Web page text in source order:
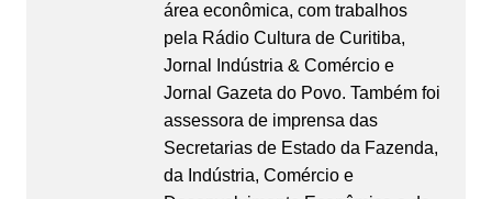
área econômica, com trabalhos
pela Rádio Cultura de Curitiba,
Jornal Indústria & Comércio e
Jornal Gazeta do Povo. Também foi
assessora de imprensa das
Secretarias de Estado da Fazenda,
da Indústria, Comércio e